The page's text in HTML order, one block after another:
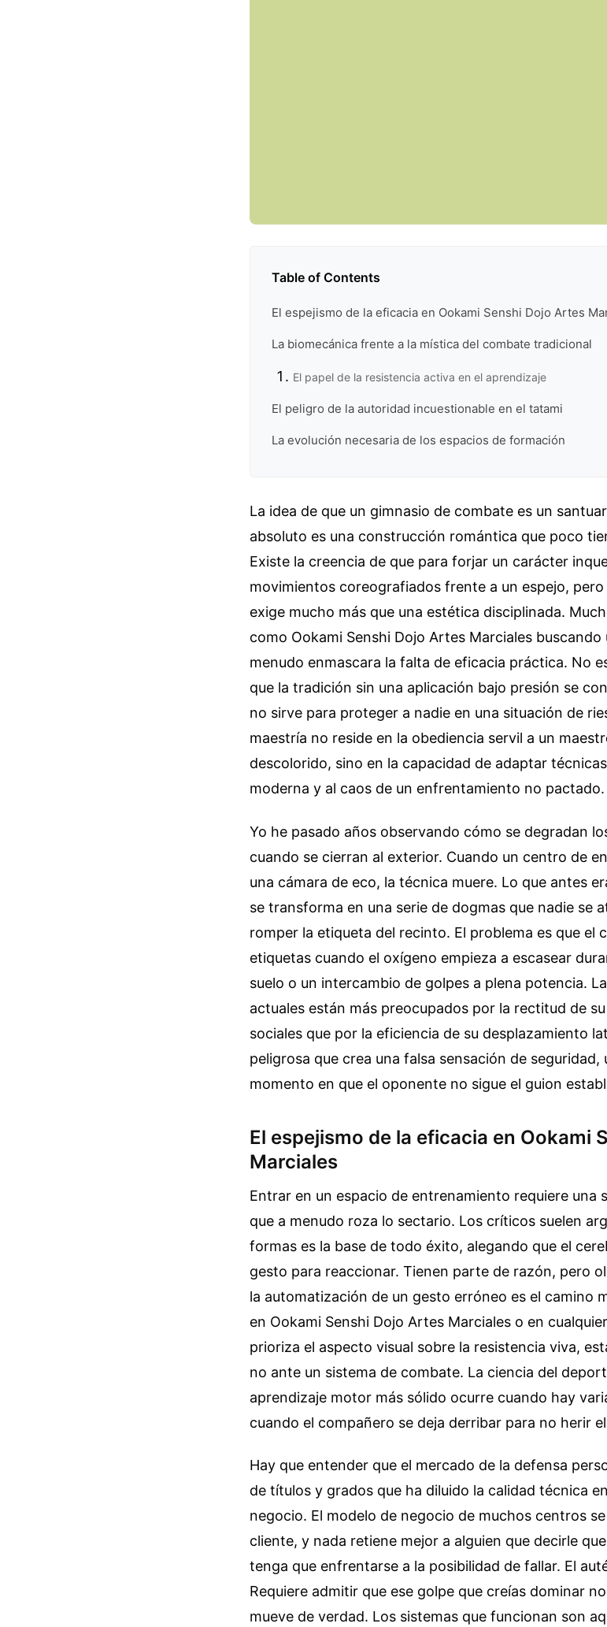
Table of Contents
El espejismo de la eficacia en Ookami Senshi Dojo Artes
La biomecánica frente a la mística del combate tradicional
El papel de la resistencia activa en el aprendizaje
El peligro de la autoridad incuestionable en el tatami
La evolución necesaria de los espacios de formación
La idea de que un gimnasio de combate es un
absoluto es una construcción romántica que poco
Existe la creencia de que para forjar un carácter
movimientos coreografiados frente a un espejo,
exige mucho más que una estética disciplinada.
como Ookami Senshi Dojo Artes Marciales
menudo enmascara la falta de eficacia práctica. No
que la tradición sin una aplicación bajo presión se
no sirve para proteger a nadie en una situación de
maestría no reside en la obediencia servil a un
descolorido, sino en la capacidad de adaptar
moderna y al caos de un enfrentamiento no pactado.
Yo he pasado años observando cómo se degradan
cuando se cierran al exterior. Cuando un centro de
una cámara de eco, la técnica muere. Lo que antes
se transforma en una serie de dogmas que nadie se
romper la etiqueta del recinto. El problema es que el
etiquetas cuando el oxígeno empieza a escasear
suelo o un intercambio de golpes a plena potencia.
actuales están más preocupados por la rectitud de
sociales que por la eficiencia de su desplazamiento
peligrosa que crea una falsa sensación de seguridad,
momento en que el oponente no sigue el guion
El espejismo de la eficacia en Ookami
Marciales
Entrar en un espacio de entrenamiento requiere una
que a menudo roza lo sectario. Los críticos suelen
formas es la base de todo éxito, alegando que el
gesto para reaccionar. Tienen parte de razón, pero
la automatización de un gesto erróneo es el camino
en Ookami Senshi Dojo Artes Marciales o en
prioriza el aspecto visual sobre la resistencia viva,
no ante un sistema de combate. La ciencia del
aprendizaje motor más sólido ocurre cuando hay
cuando el compañero se deja derribar para no herir
Hay que entender que el mercado de la defensa
de títulos y grados que ha diluido la calidad técnica
negocio. El modelo de negocio de muchos centros
cliente, y nada retiene mejor a alguien que decirle
tenga que enfrentarse a la posibilidad de fallar. El
Requiere admitir que ese golpe que creías dominar
mueve de verdad. Los sistemas que funcionan son